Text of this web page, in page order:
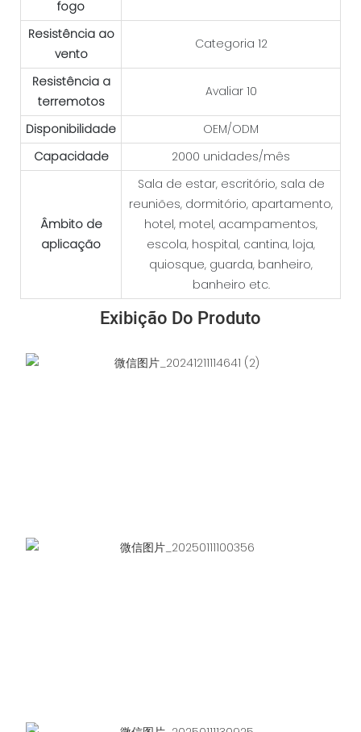
fogo
Resistência ao
vento
Categoria 12
Resistência a
terremotos
Avaliar 10
Disponibilidade
OEM/ODM
Capacidade
2000 unidades/mês
Âmbito de
aplicação
Sala de estar, escritório, sala de
reuniões, dormitório, apartamento,
hotel, motel, acampamentos,
escola, hospital, cantina, loja,
quiosque, guarda, banheiro,
banheiro etc.
Exibição Do Produto